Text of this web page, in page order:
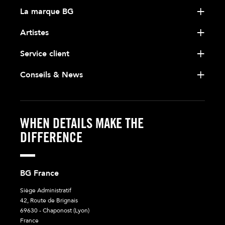
La marque BG
Artistes
Service client
Conseils & News
WHEN DETAILS MAKE THE
DIFFERENCE
BG France
Siège Administratif
42, Route de Brignais
69630 - Chaponost (Lyon)
France